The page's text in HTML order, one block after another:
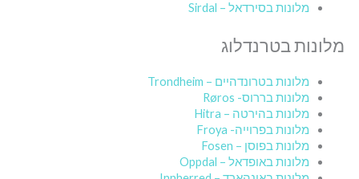
מלונות בסירדאל – Sirdal
מלונות בטרנדלוג
מלונות בטרונדהיים – Trondheim
מלונות בררוס- Røros
מלונות בהירטה – Hitra
מלונות בפרוייה- Froya
מלונות בפוסן – Fosen
מלונות באופדאל – Oppdal